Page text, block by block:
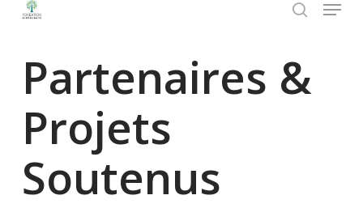
Skip
main
contentPartenaires &
Projets
Soutenus